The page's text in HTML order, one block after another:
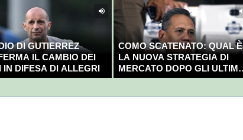
DI GUTIERREZ
IL CAMBIO DEI
IN DIFESA DI ALLEGRI
COMO SCATENATO: QUAL È
LA NUOVA STRATEGIA DI
MERCATO DOPO GLI ULTIMI
COLPI?